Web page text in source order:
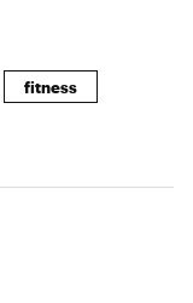
fitness